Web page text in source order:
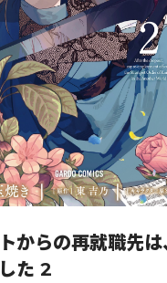
ロサージュノベルス
コミックガルド
からの再就職先
た 2